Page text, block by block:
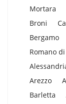
Mortara
Broni
Bergamo
Romano
Arezzo
Barletta